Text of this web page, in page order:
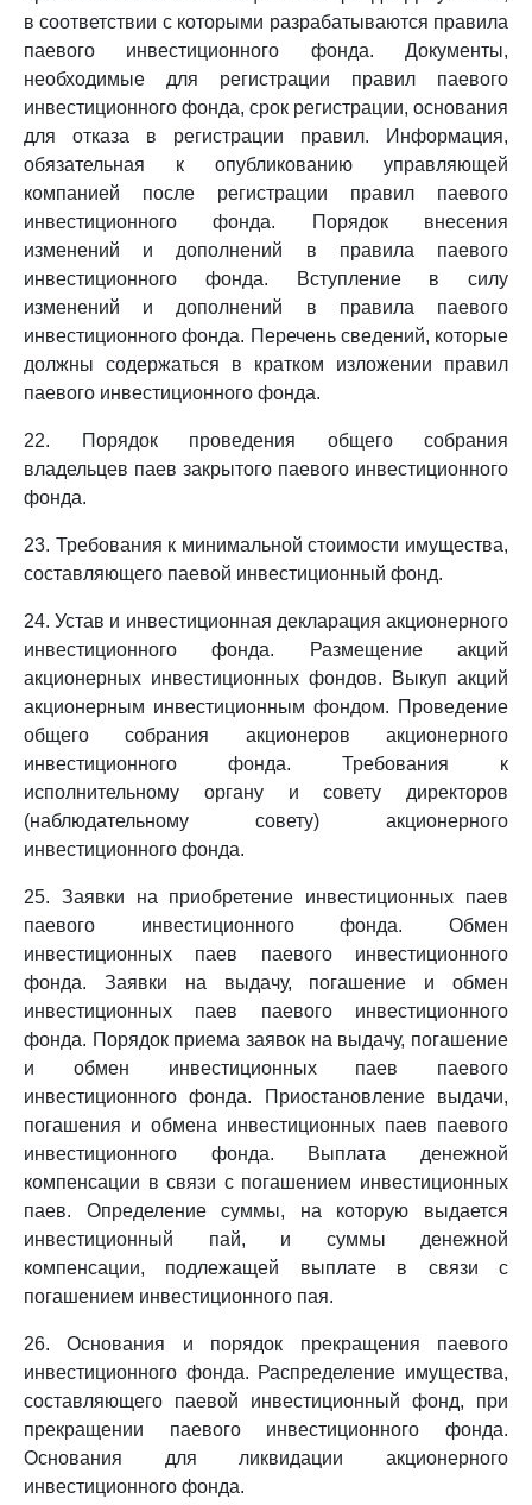
в соответствии с которыми разрабатываются правила
паевого инвестиционного фонда. Документы,
необходимые для регистрации правил паевого
инвестиционного фонда, срок регистрации, основания
для отказа в регистрации правил. Информация,
обязательная к опубликованию управляющей
компанией после регистрации правил паевого
инвестиционного фонда. Порядок внесения
изменений и дополнений в правила паевого
инвестиционного фонда. Вступление в силу
изменений и дополнений в правила паевого
инвестиционного фонда. Перечень сведений, которые
должны содержаться в кратком изложении правил
паевого инвестиционного фонда.
22. Порядок проведения общего собрания
владельцев паев закрытого паевого инвестиционного
фонда.
23. Требования к минимальной стоимости имущества,
составляющего паевой инвестиционный фонд.
24. Устав и инвестиционная декларация акционерного
инвестиционного фонда. Размещение акций
акционерных инвестиционных фондов. Выкуп акций
акционерным инвестиционным фондом. Проведение
общего собрания акционеров акционерного
инвестиционного фонда. Требования к
исполнительному органу и совету директоров
(наблюдательному совету) акционерного
инвестиционного фонда.
25. Заявки на приобретение инвестиционных паев
паевого инвестиционного фонда. Обмен
инвестиционных паев паевого инвестиционного
фонда. Заявки на выдачу, погашение и обмен
инвестиционных паев паевого инвестиционного
фонда. Порядок приема заявок на выдачу, погашение
и обмен инвестиционных паев паевого
инвестиционного фонда. Приостановление выдачи,
погашения и обмена инвестиционных паев паевого
инвестиционного фонда. Выплата денежной
компенсации в связи с погашением инвестиционных
паев. Определение суммы, на которую выдается
инвестиционный пай, и суммы денежной
компенсации, подлежащей выплате в связи с
погашением инвестиционного пая.
26. Основания и порядок прекращения паевого
инвестиционного фонда. Распределение имущества,
составляющего паевой инвестиционный фонд, при
прекращении паевого инвестиционного фонда.
Основания для ликвидации акционерного
инвестиционного фонда.